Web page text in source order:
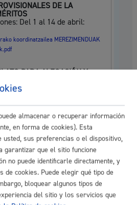
DE LA
Del 1 al 14 de abril:
koordinatzailea MEREZIMENDUAK
PARA ALEGACIÓN Y
al 4 de marzo de 2025:
KOORD. Merezimenduak aurkezteko
DEL EJERCICIO 3:
koordinatzailea 3 ariketaren
DEL EJERCICIO
almacenar o recuperar información
en forma de cookies). Esta
usted, sus preferencias o el dispositivo,
garantizar que el sitio funcione
no puede identificarle directamente, y
de cookies. Puede elegir qué tipo de
bloquear algunos tipos de
del sitio y los servicios que